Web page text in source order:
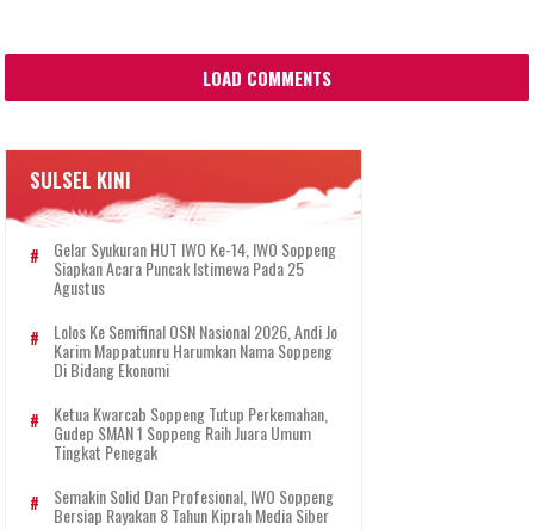
LOAD COMMENTS
SULSEL KINI
Gelar Syukuran HUT IWO Ke-14, IWO Soppeng
Siapkan Acara Puncak Istimewa Pada 25
Agustus
Lolos Ke Semifinal OSN Nasional 2026, Andi Jo
Karim Mappatunru Harumkan Nama Soppeng
Di Bidang Ekonomi
Ketua Kwarcab Soppeng Tutup Perkemahan,
Gudep SMAN 1 Soppeng Raih Juara Umum
Tingkat Penegak
Semakin Solid Dan Profesional, IWO Soppeng
Bersiap Rayakan 8 Tahun Kiprah Media Siber